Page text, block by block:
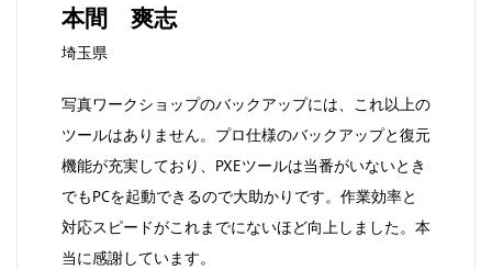
本間 爽志
埼玉県
写真ワークショップのバックアップには、これ以上の
ツールはありません。プロ仕様のバックアップと復元
機能が充実しており、PXEツールは当番がいないとき
でもPCを起動できるので大助かりです。作業効率と
対応スピードがこれまでにないほど向上しました。本
当に感謝しています。